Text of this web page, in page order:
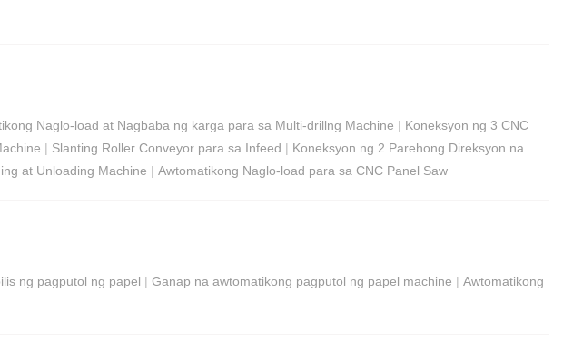
Naglo-load at Nagbaba ng karga para sa Multi-drillng Machine | Koneksyon ng 3 CNC
| Slanting Roller Conveyor para sa Infeed | Koneksyon ng 2 Parehong Direksyon na
at Unloading Machine | Awtomatikong Naglo-load para sa CNC Panel Saw
ng pagputol ng papel | Ganap na awtomatikong pagputol ng papel machine | Awtomatikong